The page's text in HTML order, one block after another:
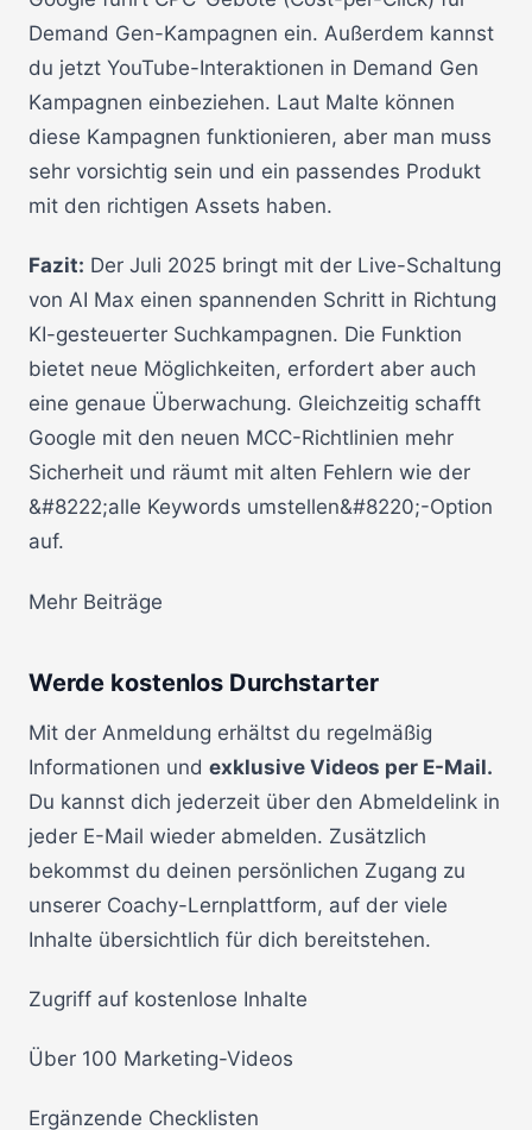
Demand Gen-Kampagnen ein. Außerdem kannst
du jetzt YouTube-Interaktionen in Demand Gen
Kampagnen einbeziehen. Laut Malte können
diese Kampagnen funktionieren, aber man muss
sehr vorsichtig sein und ein passendes Produkt
mit den richtigen Assets haben.
Fazit: Der Juli 2025 bringt mit der Live-Schaltung
von AI Max einen spannenden Schritt in Richtung
KI-gesteuerter Suchkampagnen. Die Funktion
bietet neue Möglichkeiten, erfordert aber auch
eine genaue Überwachung. Gleichzeitig schafft
Google mit den neuen MCC-Richtlinien mehr
Sicherheit und räumt mit alten Fehlern wie der
&#8222;alle Keywords umstellen&#8220;-Option
auf.
Mehr Beiträge
Werde kostenlos Durchstarter
Mit der Anmeldung erhältst du regelmäßig
Informationen und exklusive Videos per E-Mail.
Du kannst dich jederzeit über den Abmeldelink in
jeder E-Mail wieder abmelden. Zusätzlich
bekommst du deinen persönlichen Zugang zu
unserer Coachy-Lernplattform, auf der viele
Inhalte übersichtlich für dich bereitstehen.
Zugriff auf kostenlose Inhalte
Über 100 Marketing-Videos
Ergänzende Checklisten